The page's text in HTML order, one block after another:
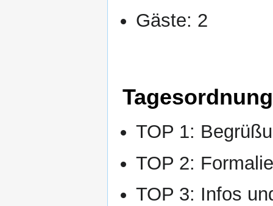
Gäste: 2
Tagesordnung
TOP 1:
TOP 2:
TOP 3: Infos